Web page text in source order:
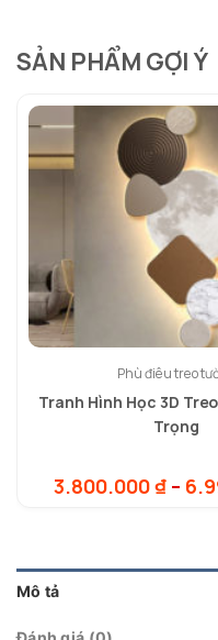
SẢN PHẨM GỢI Ý
Phù điêu treo
Tranh Hình Học 3D
Trọng
3.800.000₫ –
Mô tả